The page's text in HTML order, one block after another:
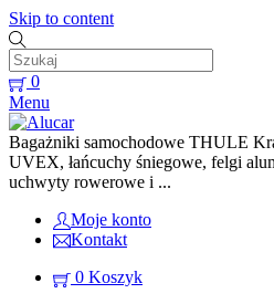
Skip to content
0
Menu
Bagażniki samochodowe THULE
UVEX, łańcuchy śniegowe, felgi
uchwyty rowerowe i ...
Moje konto
Kontakt
0 Koszyk